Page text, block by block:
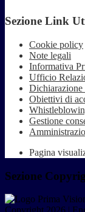
Sezione Link
Cookie policy
Note legali
Informativa
Ufficio
Dichiarazione
Obiettivi di
Gestione
Pagina
Sezione